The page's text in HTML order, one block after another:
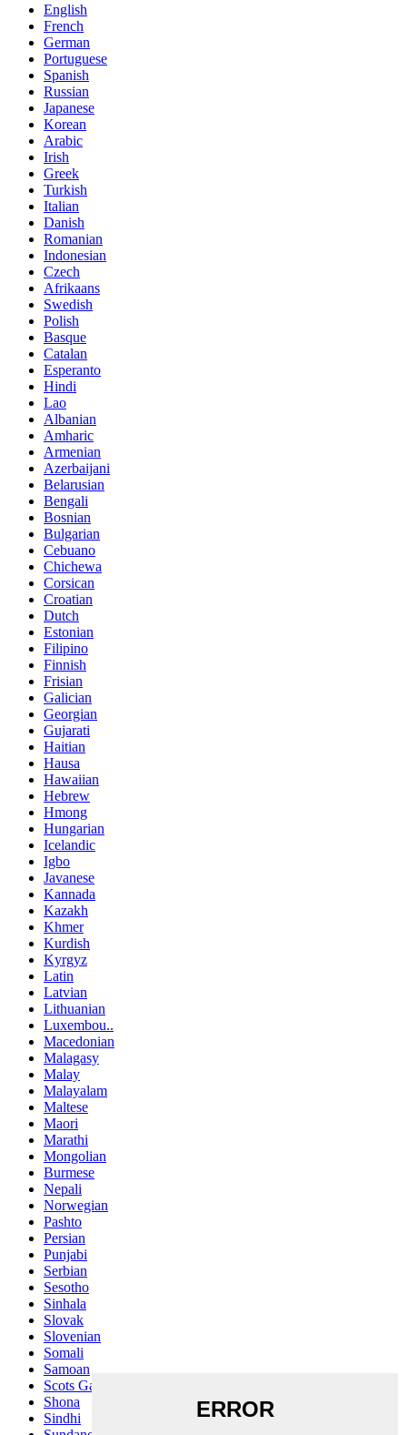
English
French
German
Portuguese
Spanish
Russian
Japanese
Korean
Arabic
Irish
Greek
Turkish
Italian
Danish
Romanian
Indonesian
Czech
Afrikaans
Swedish
Polish
Basque
Catalan
Esperanto
Hindi
Lao
Albanian
Amharic
Armenian
Azerbaijani
Belarusian
Bengali
Bosnian
Bulgarian
Cebuano
Chichewa
Corsican
Croatian
Dutch
Estonian
Filipino
Finnish
Frisian
Galician
Georgian
Gujarati
Haitian
Hausa
Hawaiian
Hebrew
Hmong
Hungarian
Icelandic
Igbo
Javanese
Kannada
Kazakh
Khmer
Kurdish
Kyrgyz
Latin
Latvian
Lithuanian
Luxembou..
Macedonian
Malagasy
Malay
Malayalam
Maltese
Maori
Marathi
Mongolian
Burmese
Nepali
Norwegian
Pashto
Persian
Punjabi
Serbian
Sesotho
Sinhala
Slovak
Slovenian
Somali
Samoan
Scots Gaelic
Shona
Sindhi